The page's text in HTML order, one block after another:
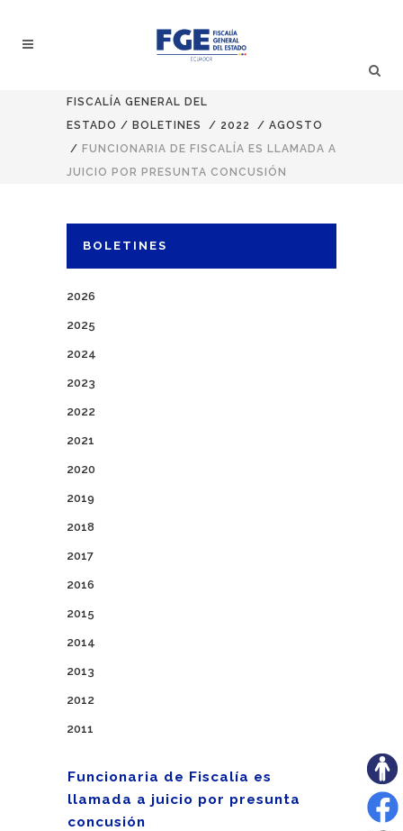
FISCALÍA GENERAL DEL
ESTADO / BOLETINES / 2022 / AGOSTO
/ FUNCIONARIA DE FISCALÍA ES LLAMADA A
JUICIO POR PRESUNTA CONCUSIÓN
BOLETINES
2026
2025
2024
2023
2022
2021
2020
2019
2018
2017
2016
2015
2014
2013
2012
2011
Funcionaria de Fiscalía es
llamada a juicio por presunta
concusión